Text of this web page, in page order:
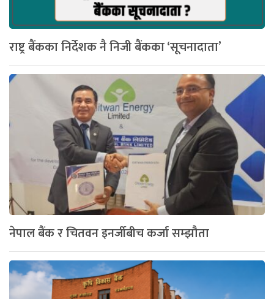
राष्ट्र बैंकका निर्देशक नै निजी बैंकका ‘सूचनादाता’
नेपाल बैंक र चितवन इनर्जीबीच कर्जा सम्झौता